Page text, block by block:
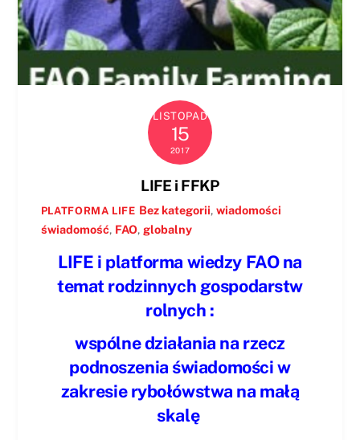
LISTOPAD
15
2017
LIFE i FFKP
PLATFORMA LIFE Bez kategorii, wiadomości
świadomość, FAO, globalny
LIFE i platforma wiedzy FAO na
temat rodzinnych gospodarstw
rolnych :
wspólne działania na rzecz
podnoszenia świadomości w
zakresie rybołówstwa na małą
skalę